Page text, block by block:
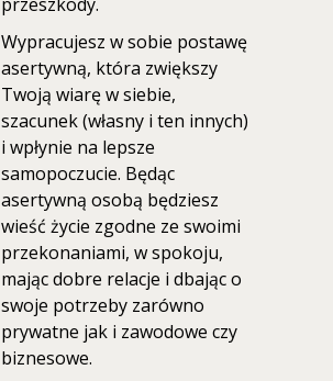
Wypracujesz w sobie postawę
asertywną, która zwiększy
Twoją wiarę w siebie,
szacunek (własny i ten innych)
i wpłynie na lepsze
samopoczucie. Będąc
asertywną osobą będziesz
wieść życie zgodne ze swoimi
przekonaniami, w spokoju,
mając dobre relacje i dbając o
swoje potrzeby zarówno
prywatne jak i zawodowe czy
biznesowe.